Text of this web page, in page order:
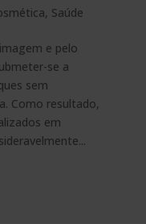
, Saúde
e pelo
se a
sem
Como resultado,
em